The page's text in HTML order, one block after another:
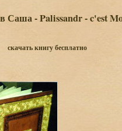
Саша - Palissandr - c'est
скачать книгу бесплатно